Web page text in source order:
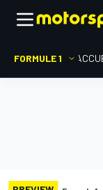
FORMULE 1